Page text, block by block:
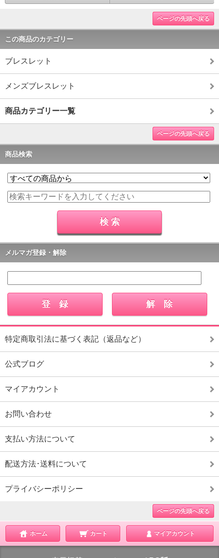
ページの先頭へ戻る
この商品のカテゴリー
ブレスレット
メンズブレスレット
商品カテゴリー一覧
ページの先頭へ戻る
商品検索
メルマガ登録・解除
特定商取引法に基づく表記（返品など）
公式ブログ
マイアカウント
お問い合わせ
支払い方法について
配送方法･送料について
プライバシーポリシー
ページの先頭へ戻る
ホーム カート マイアカウント